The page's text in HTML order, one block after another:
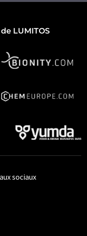
LUMITOS
sociaux